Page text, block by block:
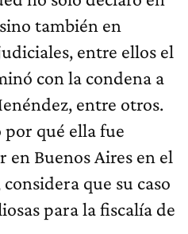
también en
entre ellos el
con la condena a
entre otros.
por qué ella fue
en Buenos Aires en el
que su caso
para la fiscalía de